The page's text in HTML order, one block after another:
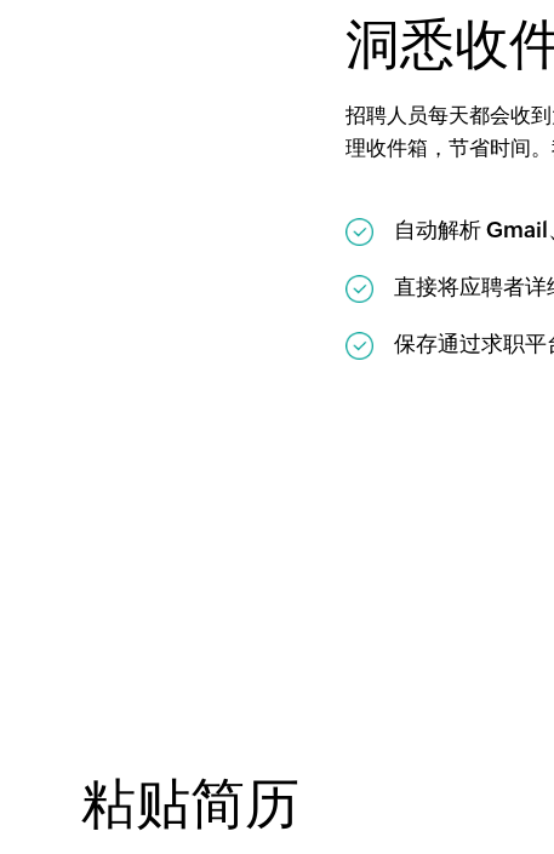
洞悉收
招聘人员每天都会收
理收件箱，节省时间
自动解析
直接将应聘者
保存通过求职
粘贴简历